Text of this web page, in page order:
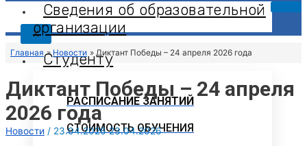
X
Сведения об образовательной
организации
Студенту
РАСПИСАНИЕ ЗАНЯТИЙ
СТОИМОСТЬ ОБУЧЕНИЯ
Главная Новости Диктант Победы – 24 апреля 2026 года
Диктант Победы – 24 апреля
2026 года
Новости / 23.04.202623.04.2026